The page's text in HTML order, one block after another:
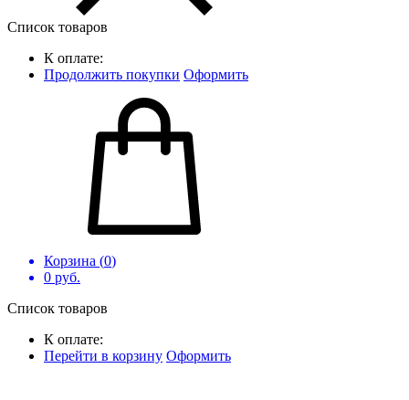
Список товаров
К оплате:
Продолжить покупки Оформить
Корзина (0)
0 руб.
Список товаров
К оплате:
Перейти в корзину Оформить